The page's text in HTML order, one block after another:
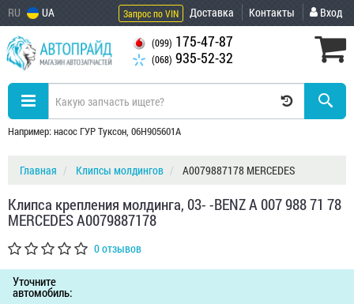
RU UA Запрос по VIN Доставка Контакты Вход
(099) 175-47-87
(068) 935-52-32
Например: насос ГУР Туксон, 06H905601A
Главная Клипсы молдингов A0079887178 MERCEDES
Клипса крепления молдинга, 03- -BENZ A 007 988 71 78
MERCEDES A0079887178
0 отзывов
Уточните
автомобиль: